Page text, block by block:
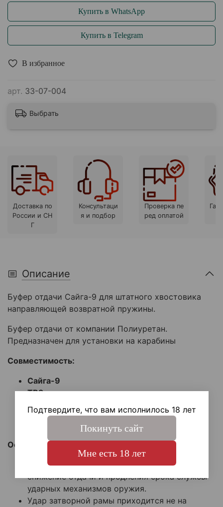
В избранное
арт. 33-07-004
Купить в WhatsApp
Купить в Telegram
Выбрать
Доставка по
России и СН
Г
Консультаци
я и подбор
Проверка пе
ред оплатой
Описание
Буфер отдачи Сайга-9 для штатного хвостовика
направляющей возвратной пружины.
Буфер отдачи от компании Полиуретан.
Предназначен для установки на карабины
Совместимость:
Сайга-9
TR9
ПП Витязь, Бизон
Особенности:
Основной задачей отбойника является
снижение отдачи и продления срока службы
ударных механизмов оружия.
Удар затворной рамы приходится не на
Подтвердите, что вам исполнилось 18 лет
Покинуть сайт
Мне есть 18 лет